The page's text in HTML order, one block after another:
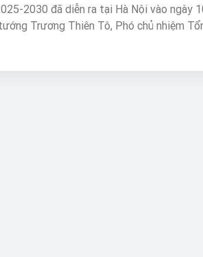
2030 đã diễn ra tại Hà Nội vào ngày
Trương Thiên Tô, Phó chủ nhiệm
Nam, đã tham dự và chỉ đạo đại hội.